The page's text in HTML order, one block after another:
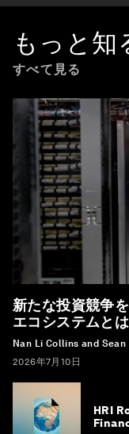
もっと知
すべて見る
新たな投資競争
エコシステムとは
Nan Li Collins and
2026年7月10日
HRI